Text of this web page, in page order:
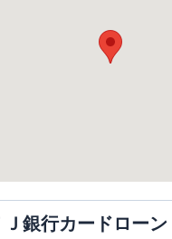
銀行カードローン